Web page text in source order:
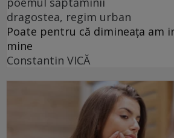
dragostea, regim urban
Poate pentru că dimineața am
mine
Constantin VICĂ